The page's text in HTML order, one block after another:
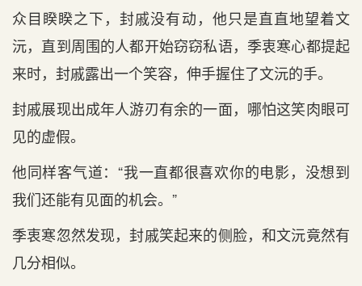
众目睽睽之下，封戚没有动，他只是直直地望着文
沅，直到周围的人都开始窃窃私语，季衷寒心都提起
来时，封戚露出一个笑容，伸手握住了文沅的手。
封戚展现出成年人游刃有余的一面，哪怕这笑肉眼可
见的虚假。
他同样客气道：“我一直都很喜欢你的电影，没想到
我们还能有见面的机会。”
季衷寒忽然发现，封戚笑起来的侧脸，和文沅竟然有
几分相似。